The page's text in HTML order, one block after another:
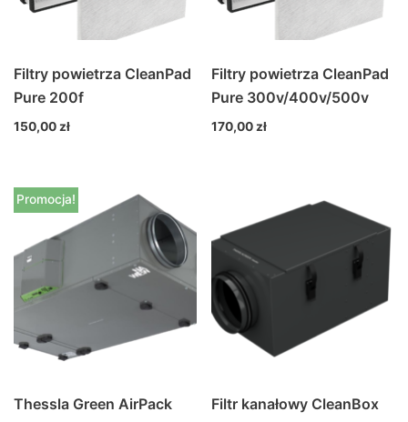
Filtry powietrza CleanPad
Pure 200f
150,00zł
Filtry powietrza CleanPad
Pure 300v/400v/500v
170,00zł
Promocja!
Thessla Green AirPack
Filtr kanałowy CleanBox